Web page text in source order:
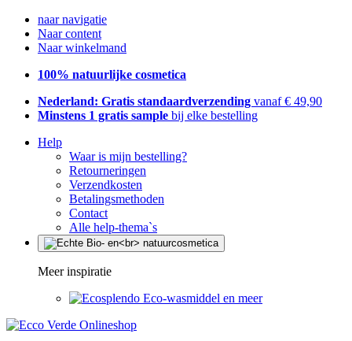
naar navigatie
Naar content
Naar winkelmand
100% natuurlijke cosmetica
Nederland: Gratis standaardverzending vanaf € 49,90
Minstens 1 gratis sample bij elke bestelling
Help
Waar is mijn bestelling?
Retourneringen
Verzendkosten
Betalingsmethoden
Contact
Alle help-thema`s
Meer inspiratie
Eco-wasmiddel en meer